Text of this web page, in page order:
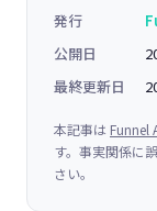
発行
公開日
最終更新日
本記事は Funnel
す。事実関係に
さい。